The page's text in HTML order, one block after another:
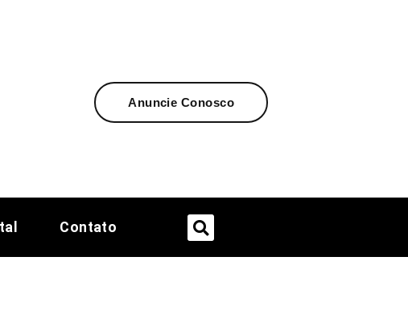
Anuncie Conosco
Contato